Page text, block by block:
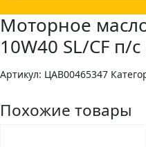
Моторное масло
10W40 SL/CF п/с
Артикул: ЦAB00465347
Похожие товары